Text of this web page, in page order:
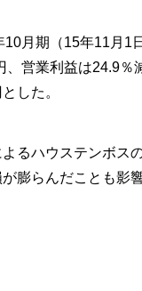
月期（15年11月1
営業利益は24.9
した。
るハウステンボス
膨らんだことも影